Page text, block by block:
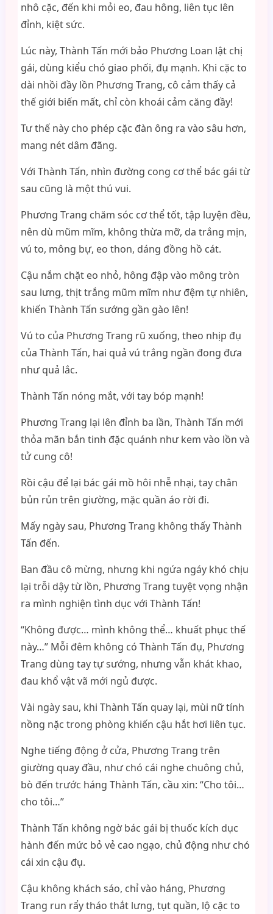
nhô cặc, đến khi mỏi eo, đau hông, liên tục lên
đỉnh, kiệt sức.
Lúc này, Thành Tấn mới bảo Phương Loan lật chị
gái, dùng kiểu chó giao phối, đụ mạnh. Khi cặc to
dài nhồi đầy lồn Phương Trang, cô cảm thấy cả
thế giới biến mất, chỉ còn khoái cảm căng đầy!
Tư thế này cho phép cặc đàn ông ra vào sâu hơn,
mang nét dâm đãng.
Với Thành Tấn, nhìn đường cong cơ thể bác gái từ
sau cũng là một thú vui.
Phương Trang chăm sóc cơ thể tốt, tập luyện đều,
nên dù mũm mĩm, không thừa mỡ, da trắng mịn,
vú to, mông bự, eo thon, dáng đồng hồ cát.
Cậu nắm chặt eo nhỏ, hông đập vào mông tròn
sau lưng, thịt trắng mũm mĩm như đệm tự nhiên,
khiến Thành Tấn sướng gần gào lên!
Vú to của Phương Trang rũ xuống, theo nhịp đụ
của Thành Tấn, hai quả vú trắng ngần đong đưa
như quả lắc.
Thành Tấn nóng mắt, với tay bóp mạnh!
Phương Trang lại lên đỉnh ba lần, Thành Tấn mới
thỏa mãn bắn tinh đặc quánh như kem vào lồn và
tử cung cô!
Rồi cậu để lại bác gái mồ hôi nhễ nhại, tay chân
bủn rủn trên giường, mặc quần áo rời đi.
Mấy ngày sau, Phương Trang không thấy Thành
Tấn đến.
Ban đầu cô mừng, nhưng khi ngứa ngáy khó chịu
lại trỗi dậy từ lồn, Phương Trang tuyệt vọng nhận
ra mình nghiện tình dục với Thành Tấn!
“Không được… mình không thể… khuất phục thế
này…” Mỗi đêm không có Thành Tấn đụ, Phương
Trang dùng tay tự sướng, nhưng vẫn khát khao,
đau khổ vật vã mới ngủ được.
Vài ngày sau, khi Thành Tấn quay lại, mùi nữ tính
nồng nặc trong phòng khiến cậu hắt hơi liên tục.
Nghe tiếng động ở cửa, Phương Trang trên
giường quay đầu, như chó cái nghe chuông chủ,
bò đến trước háng Thành Tấn, cầu xin: “Cho tôi…
cho tôi…”
Thành Tấn không ngờ bác gái bị thuốc kích dục
hành đến mức bỏ vẻ cao ngạo, chủ động như chó
cái xin cậu đụ.
Cậu không khách sáo, chỉ vào háng, Phương
Trang run rẩy tháo thắt lưng, tụt quần, lộ cặc to